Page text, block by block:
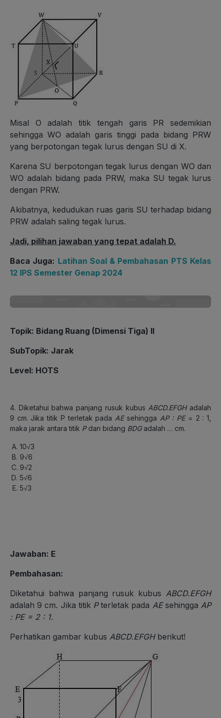
Misal O adalah titik tengah garis PR sedemikian
sehingga WO adalah garis tinggi pada bidang PRW
yang berpotongan tegak lurus dengan SU di X.
Karena SU berpotongan tegak lurus dengan WO dan
WO adalah bidang pada PRW, maka SU tegak lurus
dengan PRW.
Akibatnya, kedudukan ruas garis SU terhadap bidang
PRW adalah saling tegak lurus.
Jadi, pilihan jawaban yang tepat adalah D.
Baca Juga: Latihan Soal & Pembahasan PTS Kelas
12 IPS Semester Genap 2024
Topik: Bidang Ruang (Dimensi Tiga) II
SubTopik: Jarak
Level: HOTS
4. Diketahui bahwa panjang rusuk kubus ABCD.EFGHadalah
9 cm. Jika titik P terletak pada AEsehingga AP : PE = 2 : 1,
maka jarak antara titik Pdan bidang BDGadalah … cm.
10√3
9√6
9√2
5√6
5√3
Jawaban: E
Pembahasan:
Diketahui bahwa panjang rusuk kubus ABCD.EFGH
adalah 9 cm. Jika titik Pterletak pada AEsehingga AP
: PE = 2 : 1.
Perhatikan gambar kubus ABCD.EFGHberikut!